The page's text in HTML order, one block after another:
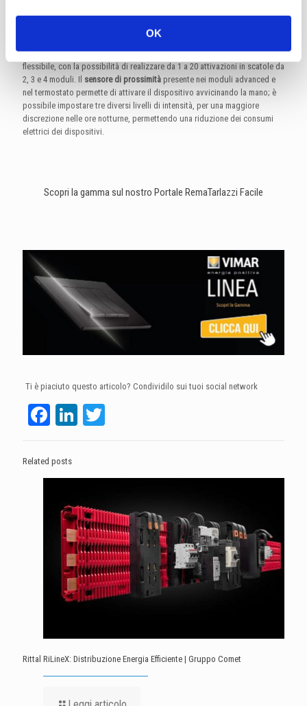
OK
prodotto che è innovativo anche nella sua estremaflessibilitàe nelle
molteplici opportunità che ne derivano, come il tasto a 1 modulo grazie al
quale è possibile gestire fino a ben 4 diverse funzioni all'interno di un
unico comando, rendendolo un prodotto estremamente funzionale e
flessibile, con la possibilità di realizzare da 1 a 20 attivazioni in scatole da
2, 3 e 4 moduli. Il sensore di prossimità presente nei moduli advanced e
nel termostato permette di attivare il dispositivo avvicinando la mano; è
possibile impostare tre diversi livelli di intensità, per una maggiore
discrezione nelle ore notturne, permettendo una riduzione dei consumi
elettrici dei dispositivi.
Scopri la gamma sul nostro Portale RemaTarlazzi Facile
Ti è piaciuto questo articolo? Condividilo sui tuoi social network
Facebook
LinkedIn
Twitter
Related posts
Rittal RiLineX: Distribuzione Energia Efficiente | Gruppo Comet